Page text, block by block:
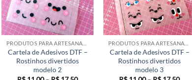
PRODUTOS PARA ARTESANATO
Cartela de Adesivos DTF –
Rostinhos divertidos
modelo 2
PRODUTOS PARA ARTESANATO
Cartela de Adesivos DTF –
Rostinhos divertidos
modelo 3